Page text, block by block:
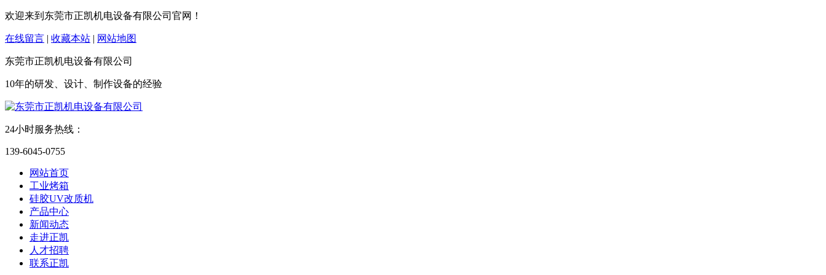
欢迎来到东莞市正凯机电设备有限公司官网！
在线留言 | 收藏本站 | 网站地图
东莞市正凯机电设备有限公司
10年的研发、设计、制作设备的经验
24小时服务热线：
139-6045-0755
网站首页
工业烤箱
硅胶UV改质机
产品中心
新闻动态
走进正凯
人才招聘
联系正凯